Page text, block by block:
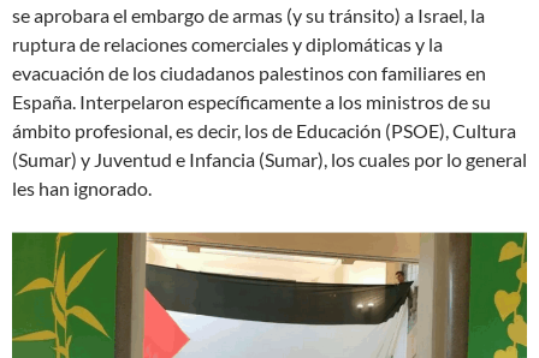
se aprobara el embargo de armas (y su tránsito) a Israel, la
ruptura de relaciones comerciales y diplomáticas y la
evacuación de los ciudadanos palestinos con familiares en
España. Interpelaron específicamente a los ministros de su
ámbito profesional, es decir, los de Educación (PSOE), Cultura
(Sumar) y Juventud e Infancia (Sumar), los cuales por lo general
les han ignorado.